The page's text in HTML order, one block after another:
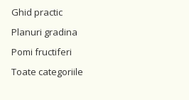
Ghid practic
Planuri gradina
Pomi fructiferi
Toate categoriile